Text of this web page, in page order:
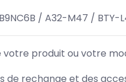
/ A32-M47 / BTY-
votre produit ou votre
de rechange et des